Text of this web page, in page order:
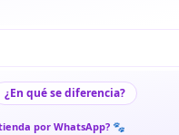
¿En qué se diferencia?
por WhatsApp? 🐾